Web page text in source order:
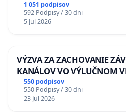
1 051 podpisov
592 Podpisy / 30 dni
5 Jul 2026
VÝZVA ZA ZACHOVANIE
KANÁLOV VO VÝLUČNOM
KONTROLOU SLOVENSKEJ
na riešenie zanedbaného
odvodňovacích kanálov na
550 podpisov
550 Podpisy / 30 dni
23 Jul 2026